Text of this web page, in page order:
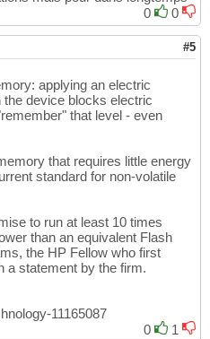
0
0
#5
applying an electric
device blocks electric
that level - even
that requires little energy
standard for non-volatile
to run at least 10 times
than an equivalent Flash
the HP Fellow who first
a statement by the firm.
11165087
0
1